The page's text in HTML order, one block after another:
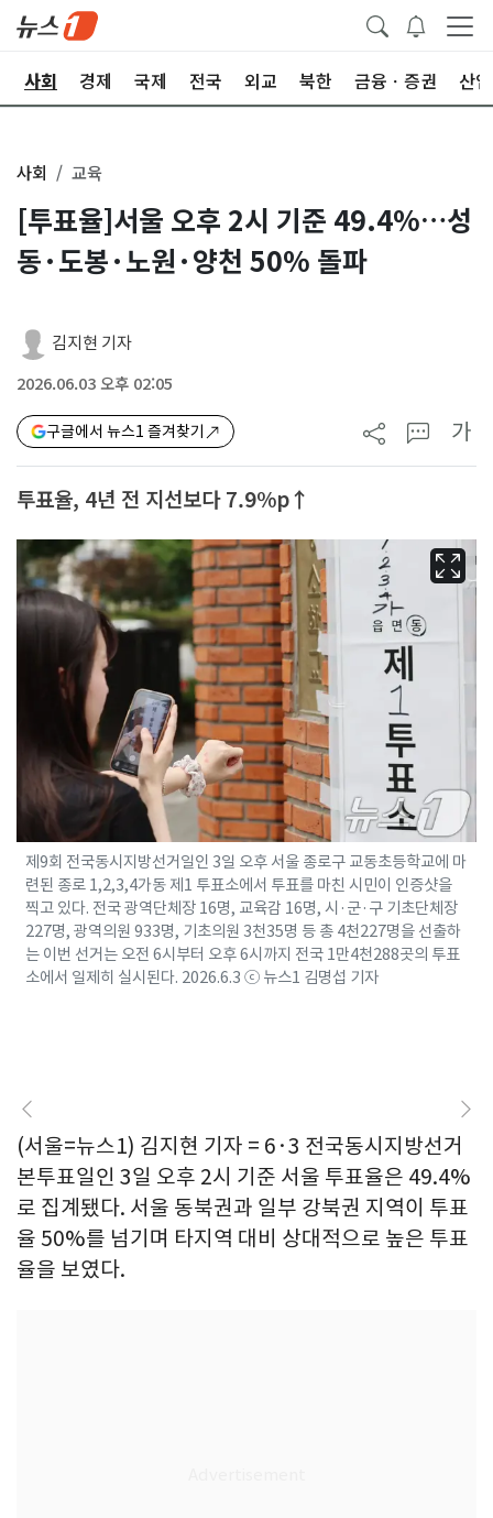
사회 경제 국제 전국 외교 북한 금융ㆍ증권 산업
사회 교육
[투표율]서울 오후 2시 기준 49.4%…성
동·도봉·노원·양천 50% 돌파
김지현 기자
2026.06.03 오후 02:05
구글에서 뉴스1 즐겨찾기 가
투표율, 4년 전 지선보다 7.9%p↑
제9회 전국동시지방선거일인 3일 오후 서울 종로구 교동초등학교에 마
련된 종로 1,2,3,4가동 제1 투표소에서 투표를 마친 시민이 인증샷을
찍고 있다. 전국 광역단체장 16명, 교육감 16명, 시·군·구 기초단체장
227명, 광역의원 933명, 기초의원 3천35명 등 총 4천227명을 선출하
는 이번 선거는 오전 6시부터 오후 6시까지 전국 1만4천288곳의 투표
소에서 일제히 실시된다. 2026.6.3 ⓒ 뉴스1 김명섭 기자
(서울=뉴스1) 김지현 기자 = 6·3 전국동시지방선거
본투표일인 3일 오후 2시 기준 서울 투표율은 49.4%
로 집계됐다. 서울 동북권과 일부 강북권 지역이 투표
율 50%를 넘기며 타지역 대비 상대적으로 높은 투표
율을 보였다.